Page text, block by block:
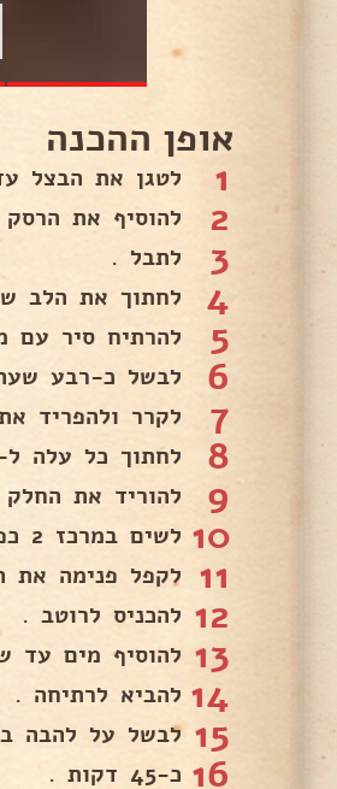
אופן ההכנה
1 לטגן את הבצל
2 להוסיף את הרסק
3 לתבל .
4 לחתוך את הלב
5 להרתיח סיר עם
6 לבשל כ-רבע
7 לקרר ולהפריד
8 לחתוך כל עלה ל-2
9 להוריד את
10 לשים במרכז 2 כפות מתערובת הבשר .
11 לקפל פנימה את
12 להכניס לרוטב .
13 להוסיף מים עד
14 להביא לרתיחה .
15 לבשל על להבה
16 כ-45 דקות .